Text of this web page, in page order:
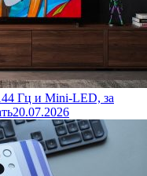
Гц и Mini-LED, за
20.07.2026